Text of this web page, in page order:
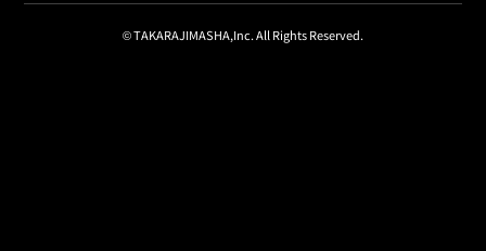
© TAKARAJIMASHA,Inc. All Rights Reserved.